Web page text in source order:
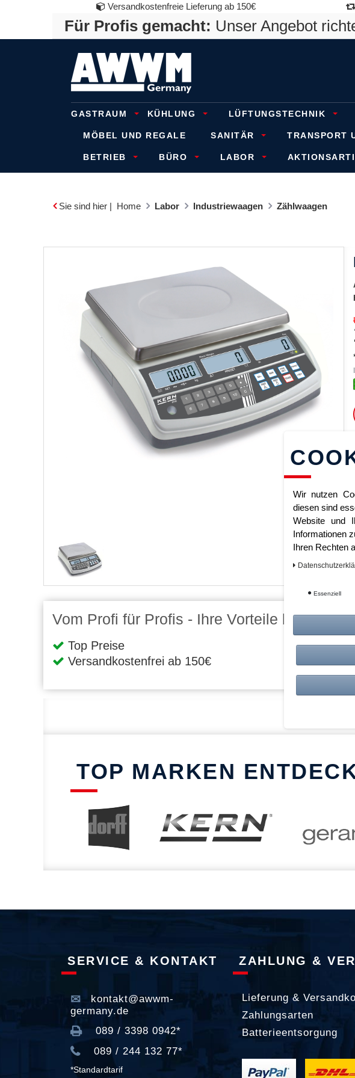
Versandkostenfreie Lieferung ab 150€
Für Profis gemacht: Unser Angebot
GASTRAUM KÜHLUNG LÜFTUNGSTECHNIK
MÖBEL UND REGALE SANITÄR TRANSPORT
BETRIEB BÜRO LABOR
Sie sind hier | Home Labor Industriewaagen Zählwaagen
Vom Profi für Profis - Ihre Vorteile bei
Top Preise
Versandkostenfrei ab 150€
Über
TOP MARKEN
SERVICE & KONTAKT
kontakt@awwm-
germany.de
089 / 3398 0942*
089 / 244 132 77*
*Standardtarif
ZAHLUNG &
Lieferung &
Zahlungsarten
Batterieentsorgung
Wir nutzen
diesen sind
Website und
Informationen
Ihren Rechten
Essenziell